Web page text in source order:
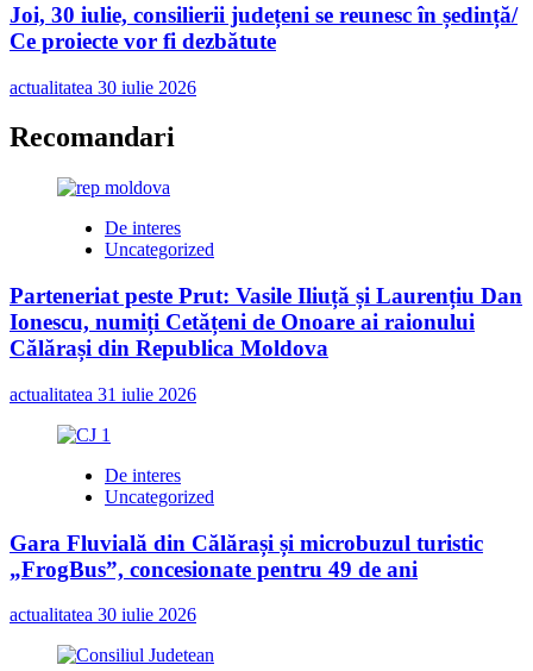
Joi, 30 iulie, consilierii județeni se reunesc în ședință/
Ce proiecte vor fi dezbătute
actualitatea 30 iulie 2026
Recomandari
De interes
Uncategorized
Parteneriat peste Prut: Vasile Iliuță și Laurențiu Dan
Ionescu, numiți Cetățeni de Onoare ai raionului
Călărași din Republica Moldova
actualitatea 31 iulie 2026
De interes
Uncategorized
Gara Fluvială din Călărași și microbuzul turistic
„FrogBus”, concesionate pentru 49 de ani
actualitatea 30 iulie 2026